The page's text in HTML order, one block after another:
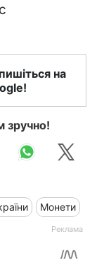
на
зручно!
Монети